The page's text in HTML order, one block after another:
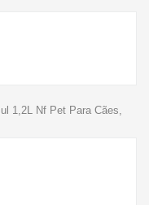
1,2L Nf Pet Para Cães,